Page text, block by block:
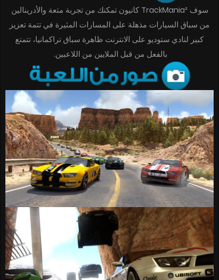
سوف TrackMania² كانيون تمكنك من تجربة متعة والأدرينالين
من سباق السيارات مذهلة على المسارات المثيرة في تتمة تعزيز
كبير لنادي ستوديو على الانترنت ظاهرة سباق تراكمانيا، تتمتع
بالفعل من قبل الملايين من اللاعبين.